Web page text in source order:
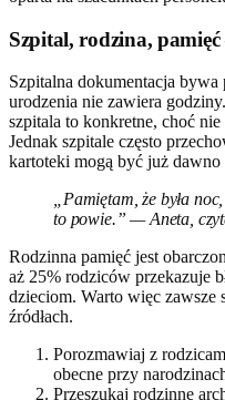
Szpital, rodzina,
Szpitalna dokumentacja bywa
urodzenia nie zawiera
szpitala to konkretne, choć
Jednak szpitale często
kartoteki mogą być już
„Pamiętam, że była
to powie.” — Aneta,
Rodzinna pamięć jest
aż 25% rodziców przekazuje
dzieciom. Warto więc zawsze
źródłach.
Porozmawiaj z
obecne przy
Przeszukaj rodzinne